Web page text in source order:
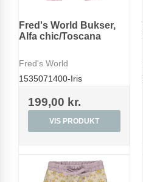
Fred's World Bukser,
Alfa chic/Toscana
Fred's World
1535071400-Iris
199,00 kr.
VIS PRODUKT